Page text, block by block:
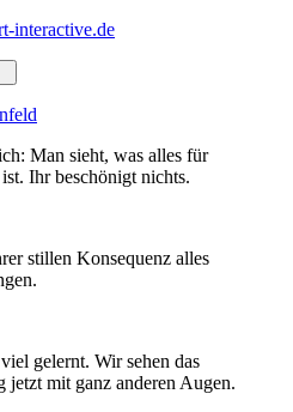
interactive.de
Man sieht, was alles für
Ihr beschönigt nichts.
stillen Konsequenz alles
gelernt. Wir sehen das
mit ganz anderen Augen.